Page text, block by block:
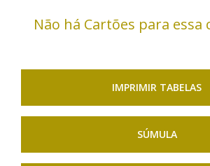
Não há Cartões para essa
IMPRIMIR TABELAS
SÚMULA